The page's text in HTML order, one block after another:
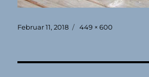
Veröffentlicht
Februar 11, 2018 Originalgröße
449 × 600